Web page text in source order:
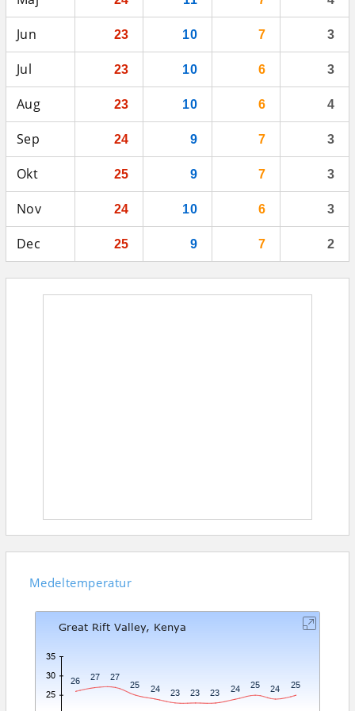
Jun 23 10 7 3
Jul 23 10 6 3
Aug 23 10 6 4
Sep 24 9 7 3
Okt 25 9 7 3
Nov 24 10 6 3
Dec 25 9 7 2
Medeltemperatur